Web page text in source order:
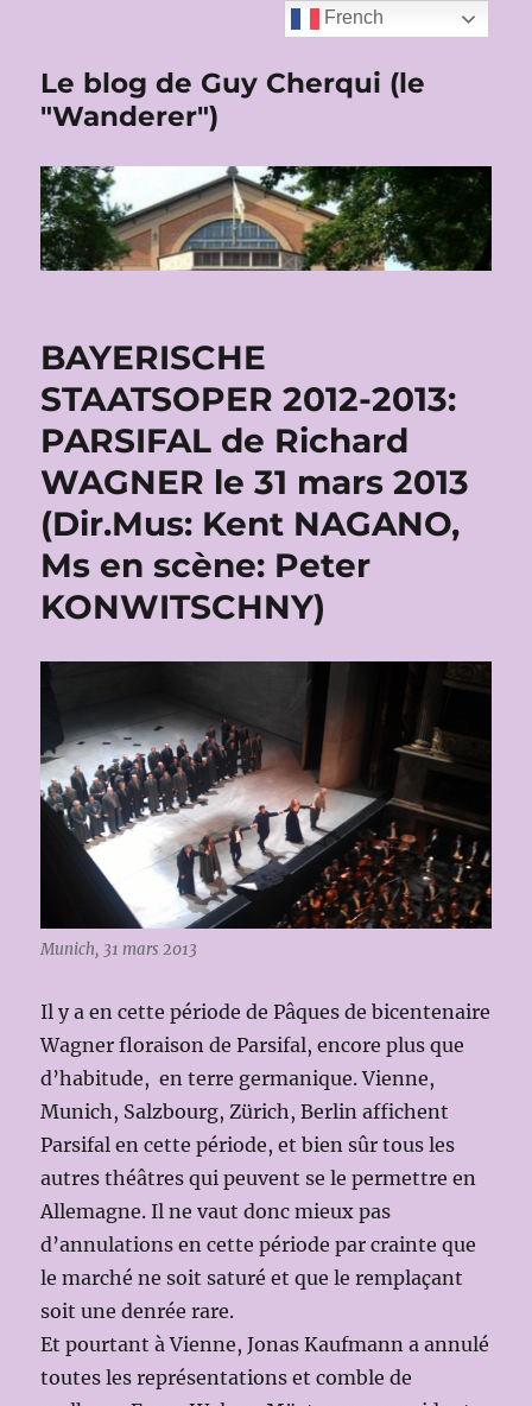
Le blog de Guy Cherqui (le
"Wanderer")
BAYERISCHE
STAATSOPER 2012-2013:
PARSIFAL de Richard
WAGNER le 31 mars 2013
(Dir.Mus: Kent NAGANO,
Ms en scène: Peter
KONWITSCHNY)
Munich, 31 mars 2013
Il y a en cette période de Pâques de bicentenaire
Wagner floraison de Parsifal, encore plus que
d’habitude, en terre germanique. Vienne,
Munich, Salzbourg, Zürich, Berlin affichent
Parsifal en cette période, et bien sûr tous les
autres théâtres qui peuvent se le permettre en
Allemagne. Il ne vaut donc mieux pas
d’annulations en cette période par crainte que
le marché ne soit saturé et que le remplaçant
soit une denrée rare.
Et pourtant à Vienne, Jonas Kaufmann a annulé
toutes les représentations et comble de
French